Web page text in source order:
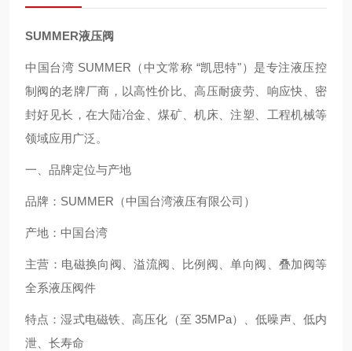
SUMMER液压阀
中国台湾 SUMMER（中文常称 “凯思特"）是专注液压控
制阀的老牌厂商，以高性价比、高压耐疲劳、响应快、密
封好见长，在大陆冶金、煤矿、机床、注塑、工程机械等
领域应用广泛。
一、品牌定位与产地
品牌：SUMMER（中国台湾液压有限公司）
产地：中国台湾
主营：电磁换向阀、溢流阀、比例阀、单向阀、叠加阀等
全系液压阀件
特点：湿式电磁铁、高压化（至 35MPa）、低噪声、低内
泄、长寿命